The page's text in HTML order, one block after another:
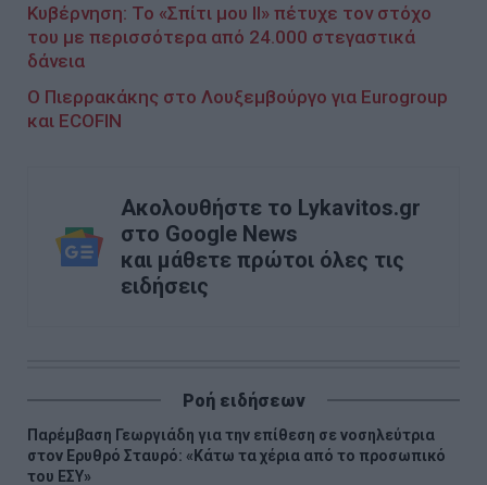
Κυβέρνηση: Το «Σπίτι μου ΙΙ» πέτυχε τον στόχο
του με περισσότερα από 24.000 στεγαστικά
δάνεια
Ο Πιερρακάκης στο Λουξεμβούργο για Eurogroup
και ECOFIN
Ακολουθήστε το Lykavitos.gr
στο Google News
και μάθετε πρώτοι όλες τις
ειδήσεις
Ροή ειδήσεων
Παρέμβαση Γεωργιάδη για την επίθεση σε νοσηλεύτρια
στον Ερυθρό Σταυρό: «Κάτω τα χέρια από το προσωπικό
του ΕΣΥ»